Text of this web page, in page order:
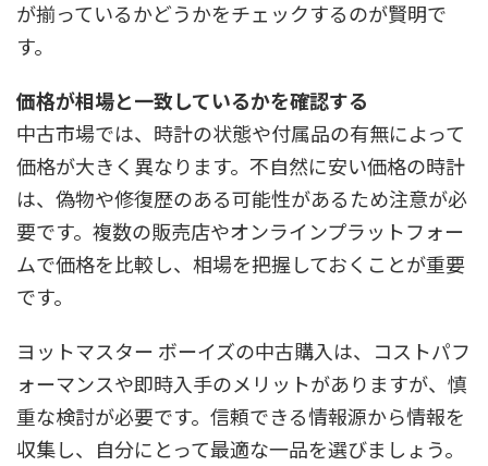
が揃っているかどうかをチェックするのが賢明で
す。
価格が相場と一致しているかを確認する
中古市場では、時計の状態や付属品の有無によって
価格が大きく異なります。不自然に安い価格の時計
は、偽物や修復歴のある可能性があるため注意が必
要です。複数の販売店やオンラインプラットフォー
ムで価格を比較し、相場を把握しておくことが重要
です。
ヨットマスター ボーイズの中古購入は、コストパフ
ォーマンスや即時入手のメリットがありますが、慎
重な検討が必要です。信頼できる情報源から情報を
収集し、自分にとって最適な一品を選びましょう。